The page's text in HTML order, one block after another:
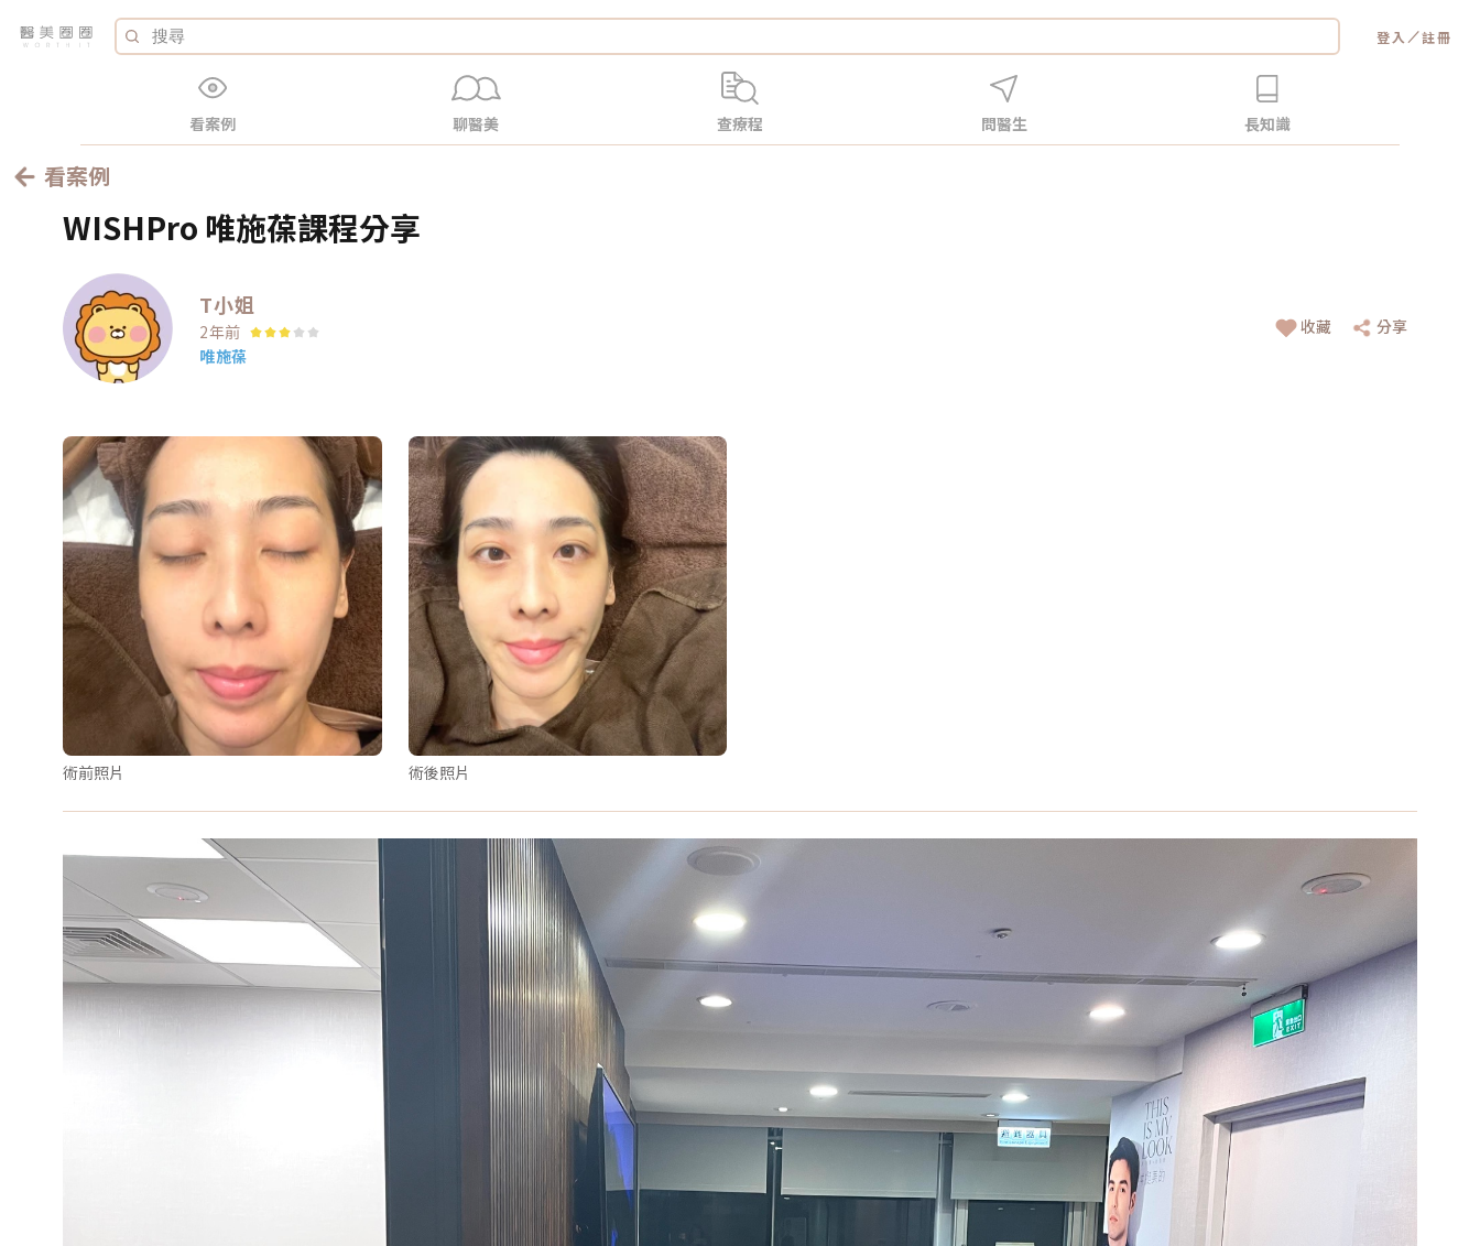
登入 ／註冊
看案例 聊醫美 查療程 問醫生 長知識
看案例
WISHPro 唯施葆課程分享
T小姐
2年前
唯施葆
收藏 分享
術前照片 術後照片